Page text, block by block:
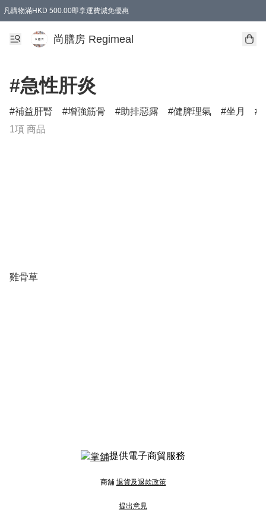
凡購物滿HKD 500.00即享運費減免優惠
尚膳房 Regimeal
#急性肝炎
補益肝腎 增強筋骨 助排惡露 健脾理氣 坐月
1項 商品
雞骨草
提供電子商貿服務
商舖 退貨及退款政策
提出意見